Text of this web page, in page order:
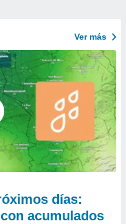
Ver más
días:
acumulados